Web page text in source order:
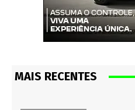
MAIS RECENTES